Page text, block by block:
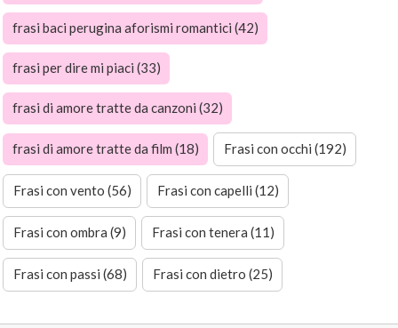
frasi baci perugina aforismi romantici (42)
frasi per dire mi piaci (33)
frasi di amore tratte da canzoni (32)
frasi di amore tratte da film (18) Frasi con occhi (192)
Frasi con vento (56) Frasi con capelli (12)
Frasi con ombra (9) Frasi con tenera (11)
Frasi con passi (68) Frasi con dietro (25)